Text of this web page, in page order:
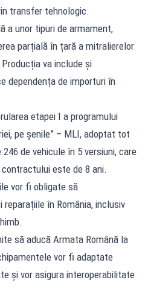
transfer tehnologic.
a unor tipuri de armament,
parțială în țară a mitralierelor
va include și
dependența de importuri în
etapei I a programului
pe șenile” – MLI, adoptat tot
de vehicule în 5 versiuni, care
este de 8 ani.
vor fi obligate să
în România, inclusiv
să aducă Armata Română la
vor fi adaptate
și vor asigura interoperabilitate